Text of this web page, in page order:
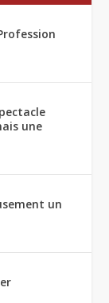
une
un